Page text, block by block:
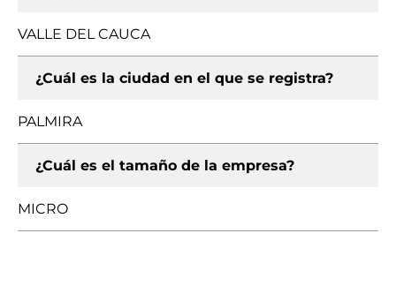
VALLE DEL CAUCA
¿Cuál es la ciudad en el que se registra?
PALMIRA
¿Cuál es el tamaño de la empresa?
MICRO